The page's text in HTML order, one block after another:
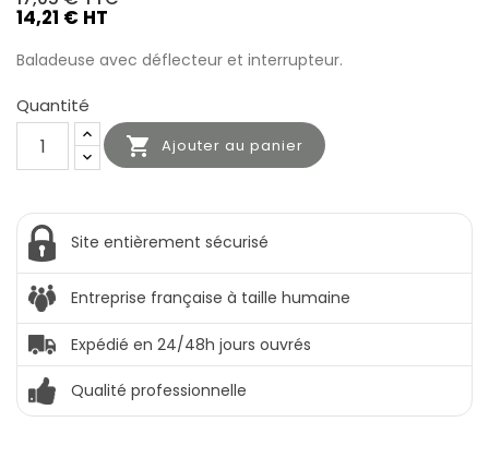
14,21 € HT
Baladeuse avec déflecteur et interrupteur.
Quantité
 Ajouter au panier
Site entièrement sécurisé
Entreprise française à taille humaine
Expédié en 24/48h jours ouvrés
Qualité professionnelle